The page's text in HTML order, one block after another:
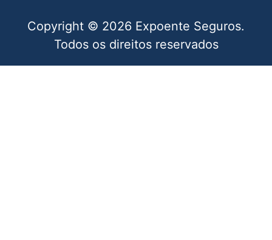
Copyright © 2026 Expoente Seguros.
Todos os direitos reservados